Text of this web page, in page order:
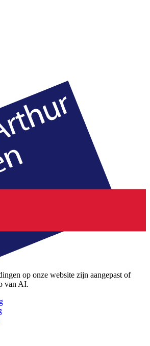
op onze website zijn aangepast of
van AI.